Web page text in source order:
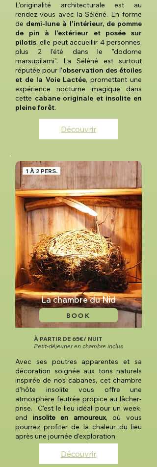
L'originalité architecturale est au
rendez-vous avec la Séléné. En forme
de demi-lune à l'intérieur, de pomme
de pin à l'extérieur et posée sur
pilotis, elle peut accueillir 4 personnes,
plus 2 l'été dans le "dodome
marsupilami". La Séléné est surtout
réputée pour l'observation des étoiles
et de la Voie Lactée, promettant une
expérience nocturne magique dans
cette cabane originale et insolite en
pleine forêt.
Découvrir
1 À 2 PERS.
La chambre du Nid
BOOK
À PARTIR DE 65€/ NUIT
Petit-déjeuner en chambre inclus
Avec ses poutres apparentes et sa
décoration soignée aux tons naturels
inspirée de nos cabanes, cet chambre
d'hôte insolite vous offre une
atmosphère feutrée propice au lâcher-
prise.
C'est le lieu idéal pour un week-
end insolite en amoureux, où vous
pourrez profiter de la chaleur du lieu
après une journée d'exploration.
Découvrir